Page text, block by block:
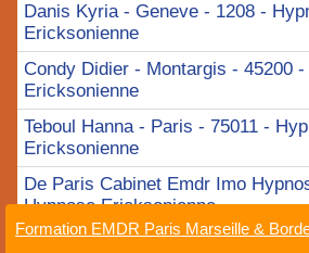
Danis Kyria - Geneve - 1208 -
Ericksonienne
Condy Didier - Montargis - 45200
Ericksonienne
Teboul Hanna - Paris - 75011 -
Ericksonienne
De Paris Cabinet Emdr Imo
Hypnose Ericksonienne
Pierre Chloe - Hagondange -
Formation EMDR Paris Marseille &